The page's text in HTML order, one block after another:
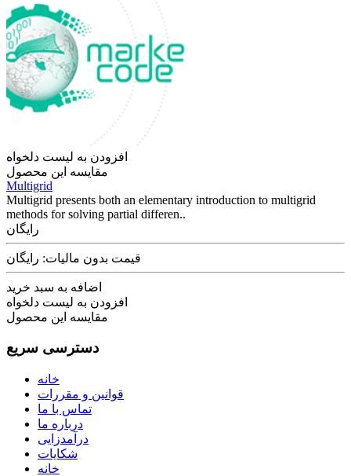
افزودن به لیست دلخواه
مقایسه این محصول
Multigrid
Multigrid presents both an elementary introduction to multigrid
methods for solving partial differen..
رایگان
قیمت بدون مالیات: رایگان
اضافه به سبد خرید
افزودن به لیست دلخواه
مقایسه این محصول
دسترسی سریع
خانه
قوانین و مقررات
تماس با ما
درباره ما
درآمدزایی
شکایات
خانه